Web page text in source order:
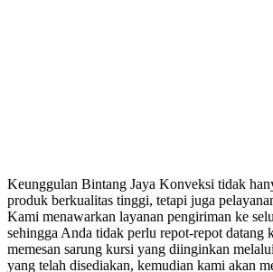
Keunggulan Bintang Jaya Konveksi tidak
produk berkualitas tinggi, tetapi juga
Kami menawarkan layanan pengiriman ke
sehingga Anda tidak perlu repot-repot datang
memesan sarung kursi yang diinginkan
yang telah disediakan, kemudian kami akan